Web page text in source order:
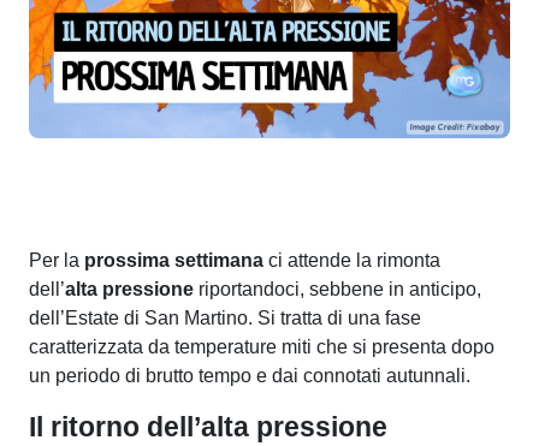
Per la prossima settimana ci attende la rimonta
dell’alta pressione riportandoci, sebbene in anticipo,
dell’Estate di San Martino. Si tratta di una fase
caratterizzata da temperature miti che si presenta dopo
un periodo di brutto tempo e dai connotati autunnali.
Il ritorno dell’alta pressione